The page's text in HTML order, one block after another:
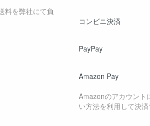
料を弊社にて負
コンビニ決済
PayPay
Amazon Pay
Amazonのアカウント
い方法を利用して決済